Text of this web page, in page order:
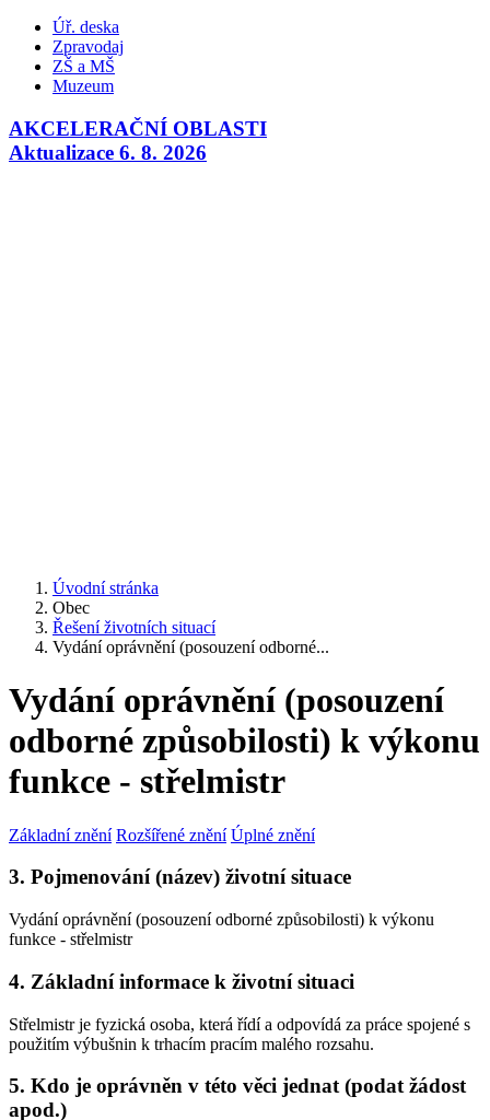
Úř. deska
Zpravodaj
ZŠ a MŠ
Muzeum
AKCELERAČNÍ OBLASTI
Aktualizace 6. 8. 2026
Úvodní stránka
Obec
Řešení životních situací
Vydání oprávnění (posouzení odborné...
Vydání oprávnění (posouzení
odborné způsobilosti) k výkonu
funkce - střelmistr
Základní znění Rozšířené znění Úplné znění
3. Pojmenování (název) životní situace
Vydání oprávnění (posouzení odborné způsobilosti) k výkonu
funkce - střelmistr
4. Základní informace k životní situaci
Střelmistr je fyzická osoba, která řídí a odpovídá za práce spojené s
použitím výbušnin k trhacím pracím malého rozsahu.
5. Kdo je oprávněn v této věci jednat (podat žádost
apod.)